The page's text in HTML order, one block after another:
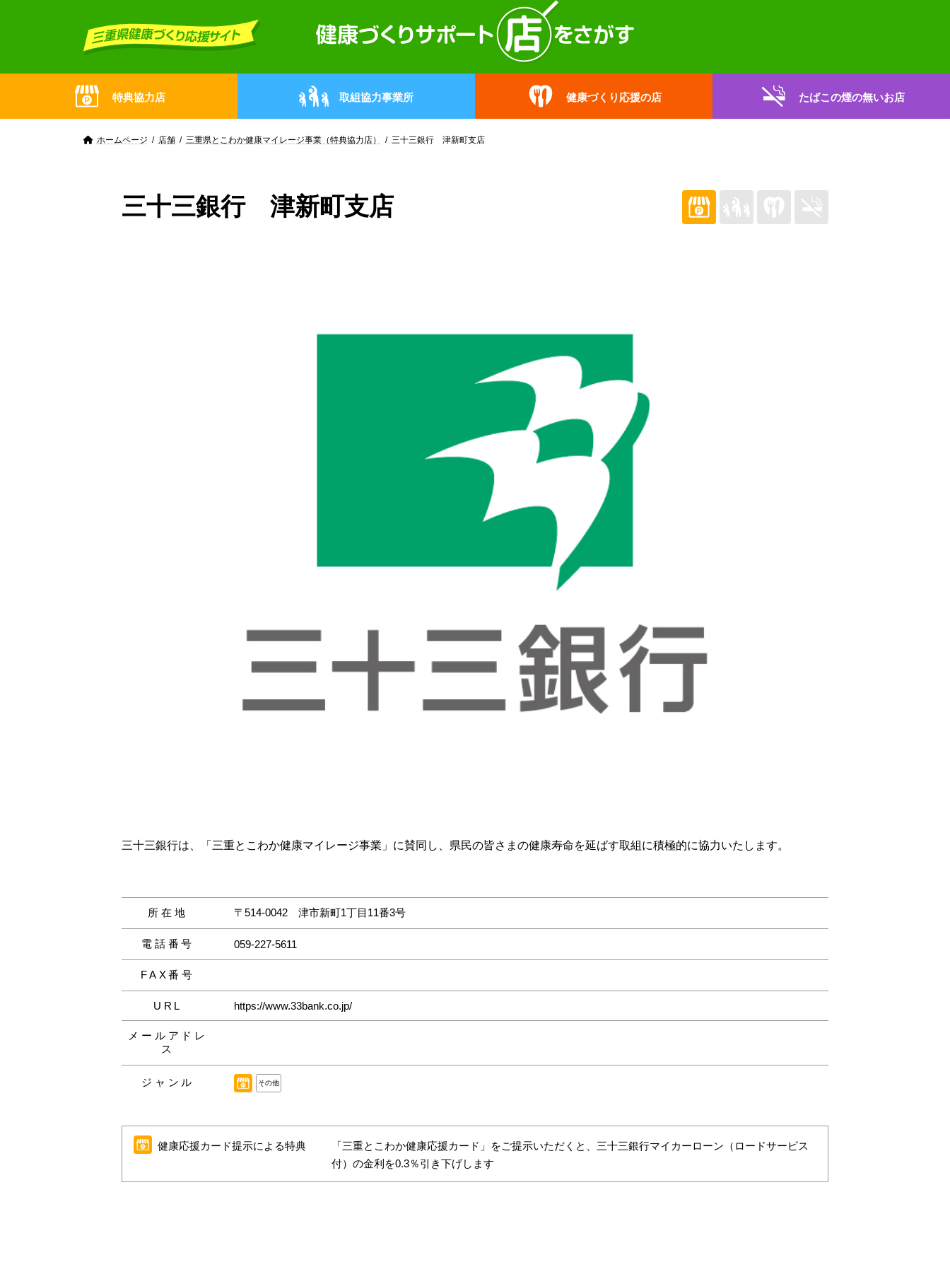
特典協力店 取組協力事業所 健康づくり応援の店 たばこの煙の無いお店
ホームページ 店舗 三重県とこわか健康マイレージ事業（特典協力店） 三十三銀行 津新町支店
三十三銀行 津新町支店
三十三銀行は、「三重とこわか健康マイレージ事業」に賛同し、県民の皆さまの健康寿命を延ばす取組に積極的に協力いたします。
所在地 〒514-0042 津市新町1丁目11番3号
電話番号 059-227-5611
FAX番号
URL https://www.33bank.co.jp/
メールアドレ
ス
ジャンル その他
健康応援カード提示による特典
「三重とこわか健康応援カード」をご提示いただくと、三十三銀行マイカーローン（ロードサービス
付）の金利を0.3％引き下げします